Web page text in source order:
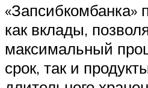
«Запсибкомбанка»
как вклады,
максимальный
срок, так и